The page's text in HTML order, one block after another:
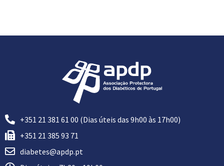
+351 21 381 61 00 (Dias úteis das 9h00 às 17h00)
+351 21 385 93 71
diabetes@apdp.pt